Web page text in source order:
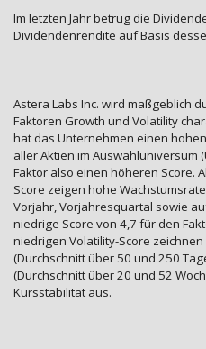
Im letzten Jahr betrug die
Dividendenrendite auf Basis
Astera Labs Inc. wird maßgeblich
Faktoren Growth und Volatility
hat das Unternehmen einen
aller Aktien im Auswahluniversum
Faktor also einen höheren Score.
Score zeigen hohe
Vorjahr, Vorjahresquartal sowie
niedrige Score von 4,7 für den
niedrigen Volatility-Score
(Durchschnitt über 50 und 250
(Durchschnitt über 20 und 52
Kursstabilität aus.